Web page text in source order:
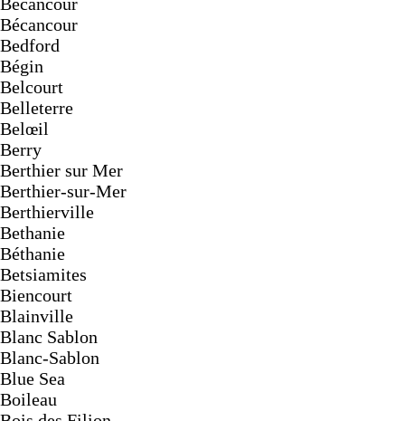
Bécancour
Bedford
Bégin
Belcourt
Belleterre
Belœil
Berry
Berthier sur Mer
Berthier-sur-Mer
Berthierville
Bethanie
Béthanie
Betsiamites
Biencourt
Blainville
Blanc Sablon
Blanc-Sablon
Blue Sea
Boileau